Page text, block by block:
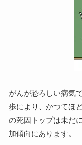
がんが恐ろしい病気
歩により、かつてほ
の死因トップは未だ
加傾向にあります。